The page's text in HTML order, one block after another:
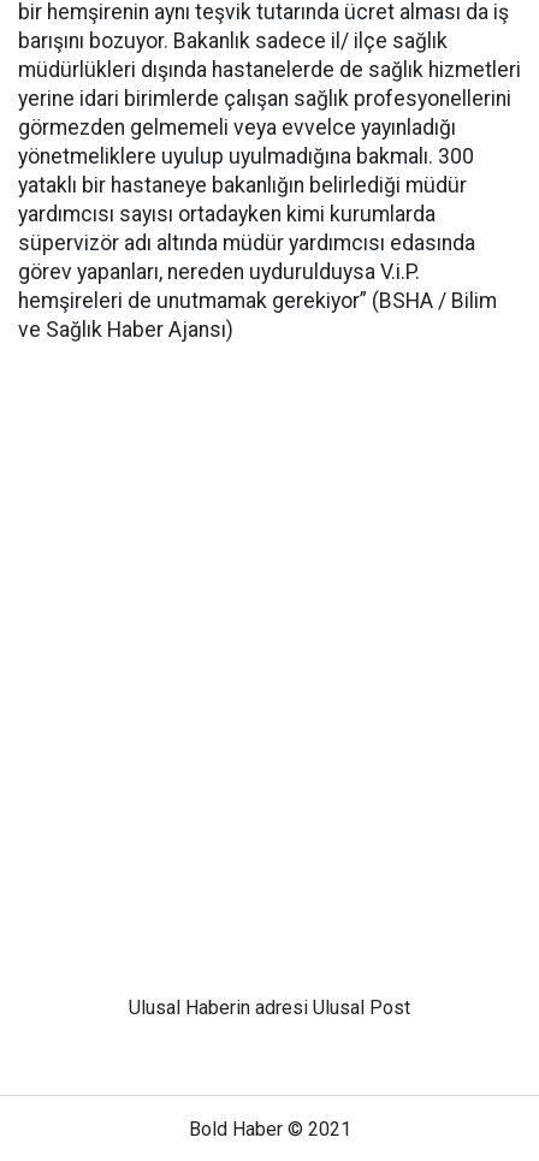
bir hemşirenin aynı teşvik tutarında ücret alması da iş
barışını bozuyor. Bakanlık sadece il/ ilçe sağlık
müdürlükleri dışında hastanelerde de sağlık hizmetleri
yerine idari birimlerde çalışan sağlık profesyonellerini
görmezden gelmemeli veya evvelce yayınladığı
yönetmeliklere uyulup uyulmadığına bakmalı. 300
yataklı bir hastaneye bakanlığın belirlediği müdür
yardımcısı sayısı ortadayken kimi kurumlarda
süpervizör adı altında müdür yardımcısı edasında
görev yapanları, nereden uydurulduysa V.i.P.
hemşireleri de unutmamak gerekiyor” (BSHA / Bilim
ve Sağlık Haber Ajansı)
Ulusal Haberin adresi Ulusal Post
Bold Haber © 2021